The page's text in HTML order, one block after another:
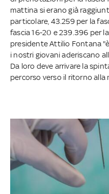
mattina si erano già
particolare, 43.259 per la
fascia 16-20 e 239.396 per
presidente Attilio Fontana
i nostri giovani aderiscano
Da loro deve arrivare la
percorso verso il ritorno alla